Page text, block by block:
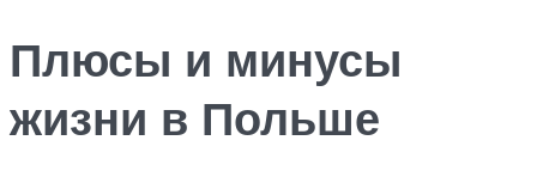
Плюсы и минусы
жизни в Польше